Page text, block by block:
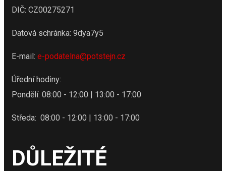
DIČ: CZ00275271
Datová schránka: 9dya7y5
E-mail: e-podatelna@potstejn.cz
Úřední hodiny:
Pondělí: 08:00 - 12:00 | 13:00 - 17:00
Středa: 08:00 - 12:00 | 13:00 - 17:00
DŮLEŽITÉ